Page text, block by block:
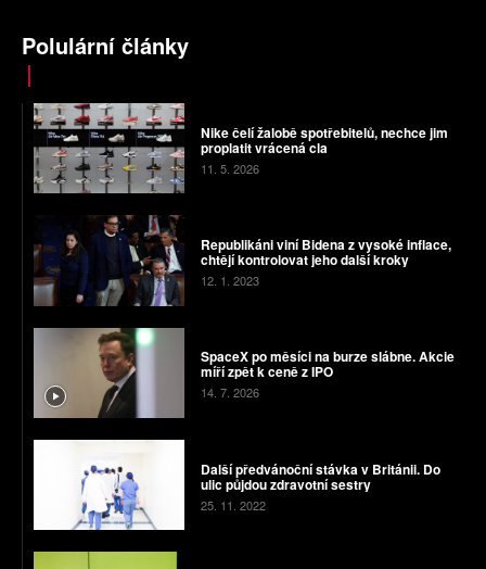
Polulární články
Nike čelí žalobě spotřebitelů, nechce jim
proplatit vrácená cla
11. 5. 2026
Republikáni viní Bidena z vysoké inflace,
chtějí kontrolovat jeho další kroky
12. 1. 2023
SpaceX po měsíci na burze slábne. Akcie
míří zpět k ceně z IPO
14. 7. 2026
Další předvánoční stávka v Británii. Do
ulic půjdou zdravotní sestry
25. 11. 2022